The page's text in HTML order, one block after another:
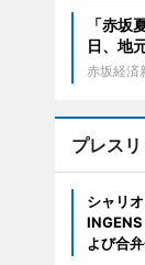
「赤
日、地
赤坂経済
プレス
シャリ
よび合